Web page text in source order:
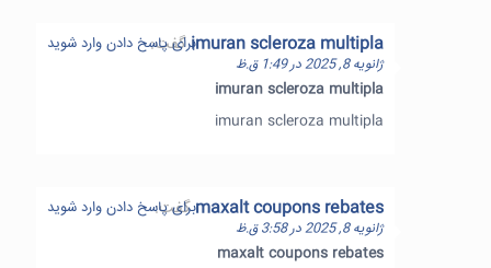
imuran scleroza multiplaگفت:
ژانویه 8, 2025 در 1:49 ق.ظ
imuran scleroza multipla
imuran scleroza multipla
برای پاسخ دادن وارد شوید
maxalt coupons rebatesگفت:
ژانویه 8, 2025 در 3:58 ق.ظ
maxalt coupons rebates
برای پاسخ دادن وارد شوید